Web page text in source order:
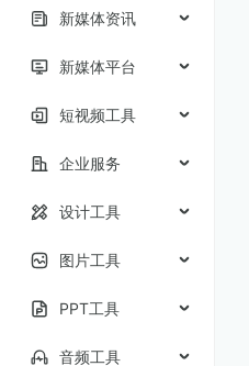
新媒体资讯
新媒体平台
短视频工具
企业服务
设计工具
图片工具
PPT工具
音频工具